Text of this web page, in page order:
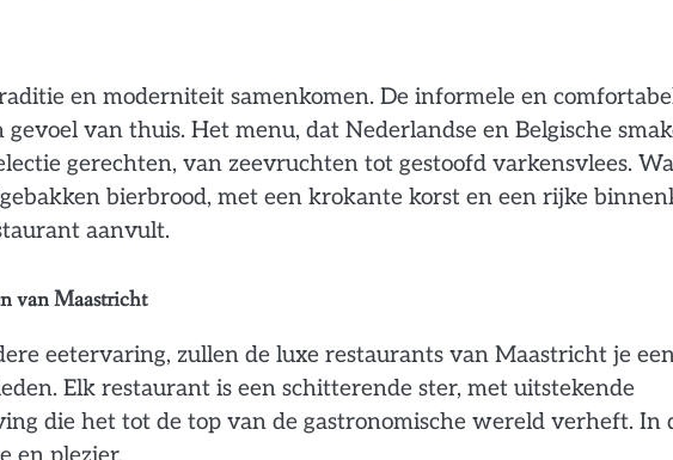
en moderniteit samenkomen. De informele en
van thuis. Het menu, dat Nederlandse en Belgische
gerechten, van zeevruchten tot gestoofd varkensvlees.
bierbrood, met een krokante korst en een rijke
aanvult.
van Maastricht
eetervaring, zullen de luxe restaurants van Maastricht je
Elk restaurant is een schitterende ster, met uitstekende
die het tot de top van de gastronomische wereld verheft. In